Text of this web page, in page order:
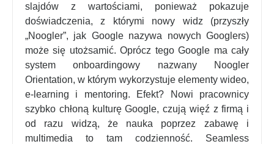
slajdów z wartościami, ponieważ pokazuje
doświadczenia, z którymi nowy widz (przyszły
„Noogler”, jak Google nazywa nowych Googlers)
może się utożsamić. Oprócz tego Google ma cały
system onboardingowy nazwany Noogler
Orientation, w którym wykorzystuje elementy wideo,
e-learning i mentoring. Efekt? Nowi pracownicy
szybko chłoną kulturę Google, czują więź z firmą i
od razu widzą, że nauka poprzez zabawę i
multimedia to tam codzienność. Seamless